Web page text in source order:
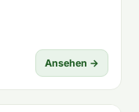
Ansehen →